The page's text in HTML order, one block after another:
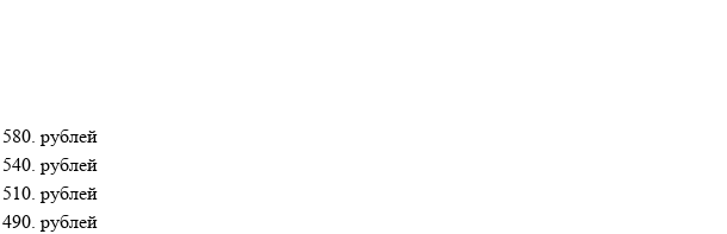
580. рублей
540. рублей
510. рублей
490. рублей